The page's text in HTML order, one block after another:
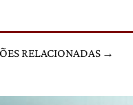
RELACIONADAS →